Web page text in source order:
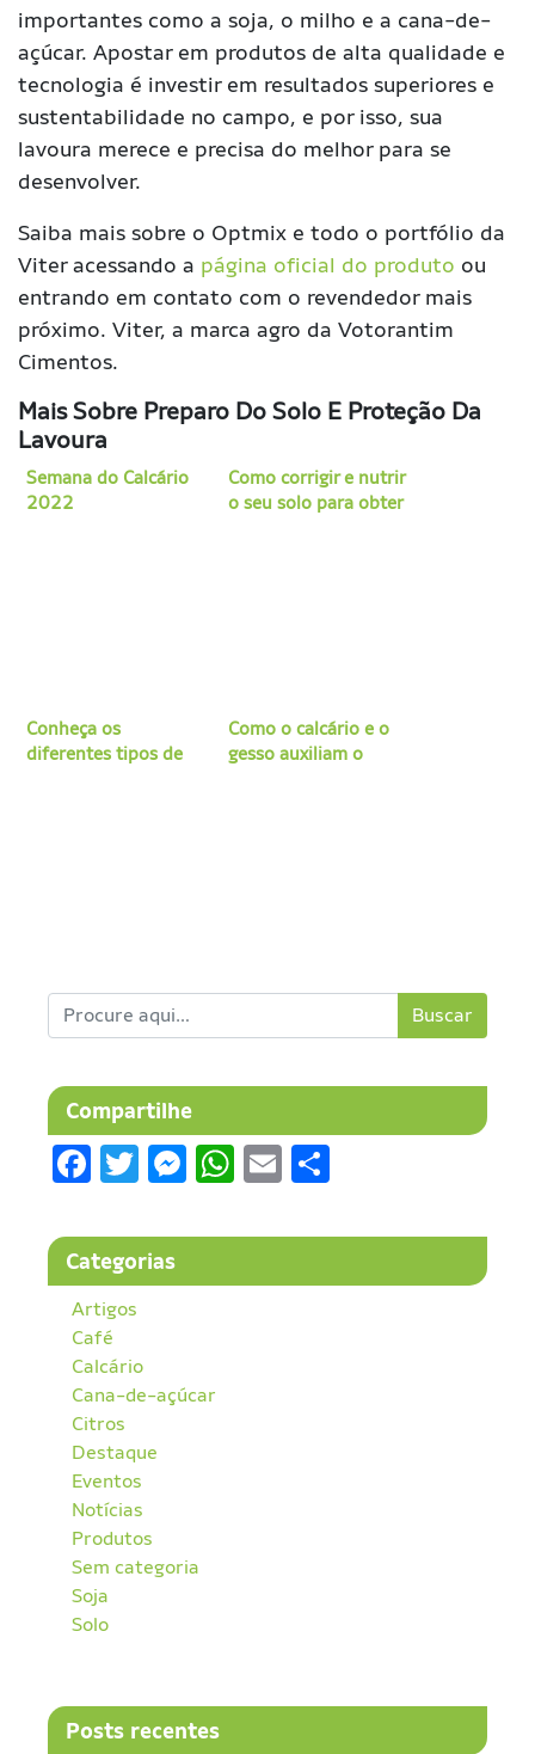
importantes como a soja, o milho e a cana-de-
açúcar. Apostar em produtos de alta qualidade e
tecnologia é investir em resultados superiores e
sustentabilidade no campo, e por isso, sua
lavoura merece e precisa do melhor para se
desenvolver.
Saiba mais sobre o Optmix e todo o portfólio da
Viter acessando a página oficial do produto ou
entrando em contato com o revendedor mais
próximo. Viter, a marca agro da Votorantim
Cimentos.
Mais Sobre Preparo Do Solo E Proteção Da
Lavoura
Semana do Calcário
2022
Como corrigir e nutrir
o seu solo para obter
Conheça os
diferentes tipos de
Como o calcário e o
gesso auxiliam o
Buscar
Compartilhe
Facebook
Twitter
Messenger
WhatsApp
Email
Categorias
Artigos
Café
Calcário
Cana-de-açúcar
Citros
Destaque
Eventos
Notícias
Produtos
Sem categoria
Soja
Solo
Posts recentes